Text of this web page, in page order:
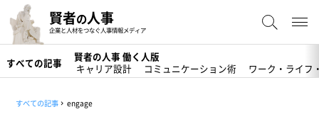
賢者の人事
企業と人材をつなぐ人事情報メディア
すべての記事
賢者の人事 働く人版
キャリア設計
コミュニケーション術 ワーク・ライフ
すべての記事 engage